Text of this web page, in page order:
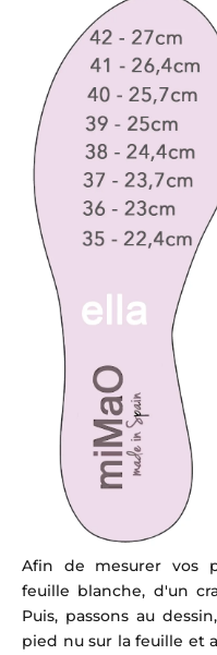
Afin de mesurer vos
feuille blanche, d'un
Puis, passons au
pied nu sur la feuille et